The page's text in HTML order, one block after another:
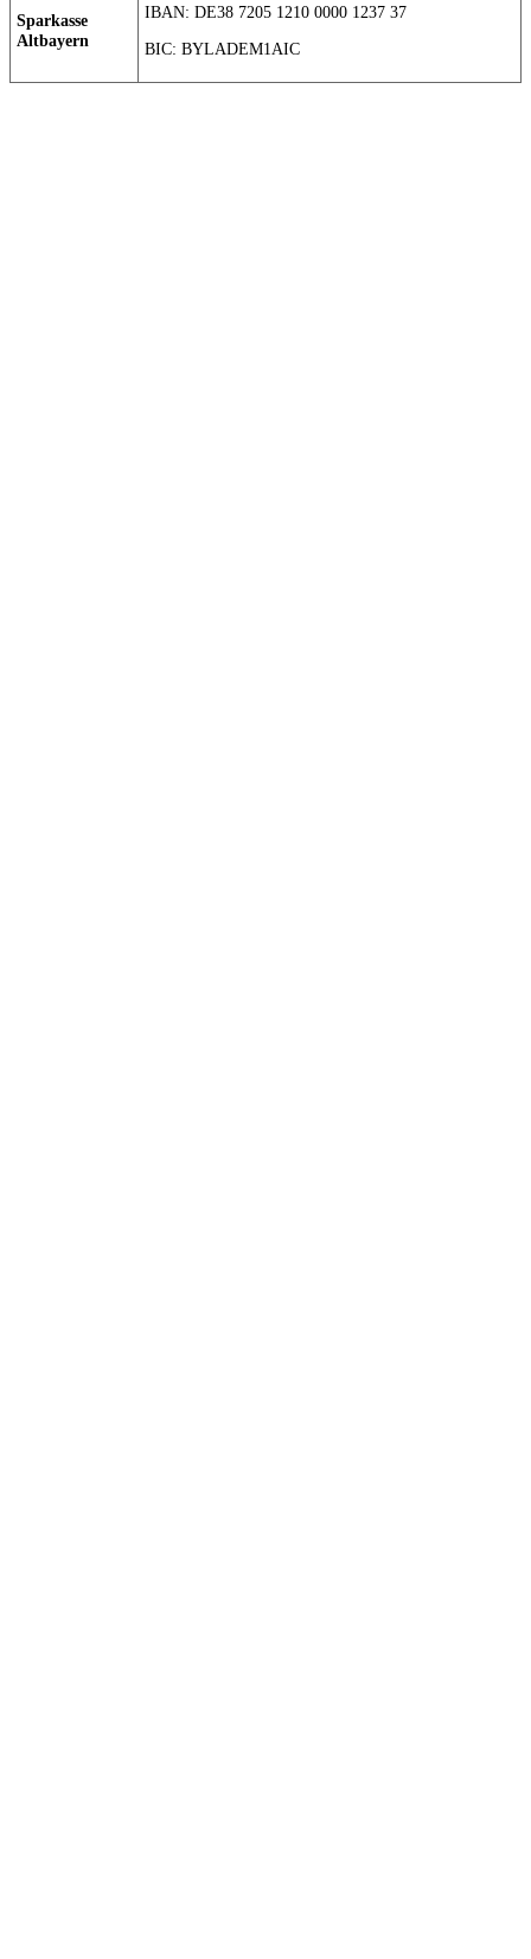
Sparkasse
Altbayern
IBAN: DE38 7205 1210 0000 1237 37
BIC: BYLADEM1AIC